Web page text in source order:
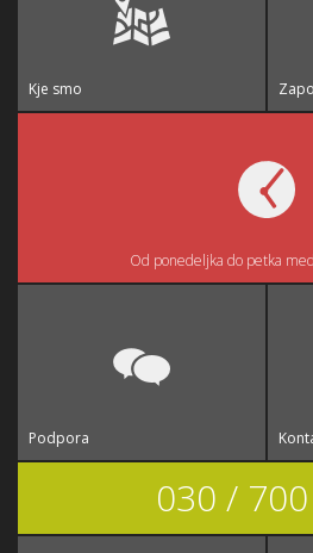
Kje smo
Od ponedeljka do petka
Podpora
030 /